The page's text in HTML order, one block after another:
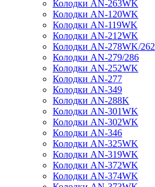
Колодки AN-263WK
Колодки AN-120WK
Колодки AN-119WK
Колодки AN-212WK
Колодки AN-278WK/262
Колодки AN-279/286
Колодки AN-252WK
Колодки AN-277
Колодки AN-349
Колодки AN-288K
Колодки AN-301WK
Колодки AN-302WK
Колодки AN-346
Колодки AN-325WK
Колодки AN-319WK
Колодки AN-372WK
Колодки AN-374WK